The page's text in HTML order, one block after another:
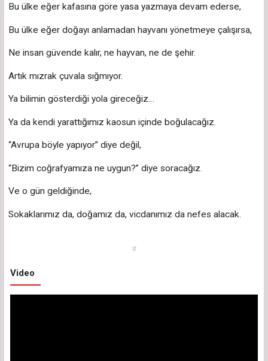
Bu ülke eğer kafasına göre yasa yazmaya devam ederse,
Bu ülke eğer doğayı anlamadan hayvanı yönetmeye çalışırsa,
Ne insan güvende kalır, ne hayvan, ne de şehir.
Artık mızrak çuvala sığmıyor.
Ya bilimin gösterdiği yola gireceğiz…
Ya da kendi yarattığımız kaosun içinde boğulacağız.
“Avrupa böyle yapıyor” diye değil,
“Bizim coğrafyamıza ne uygun?” diye soracağız.
Ve o gün geldiğinde,
Sokaklarımız da, doğamız da, vicdanımız da nefes alacak.
#
Video